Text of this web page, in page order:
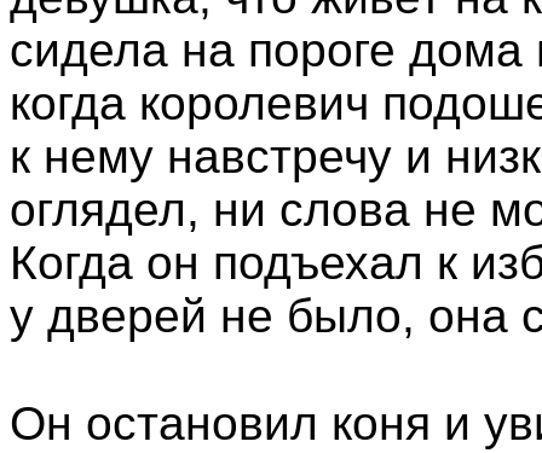
сидела на пороге
когда королевич
к нему навстречу и
оглядел, ни слова не
Когда он подъехал к
у дверей не было, она
Он остановил коня и